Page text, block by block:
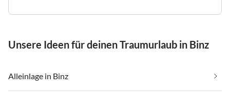
Unsere Ideen für deinen Traumurlaub in Binz
Alleinlage in Binz